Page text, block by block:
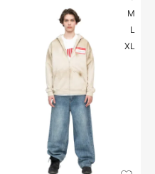
M
L
XL